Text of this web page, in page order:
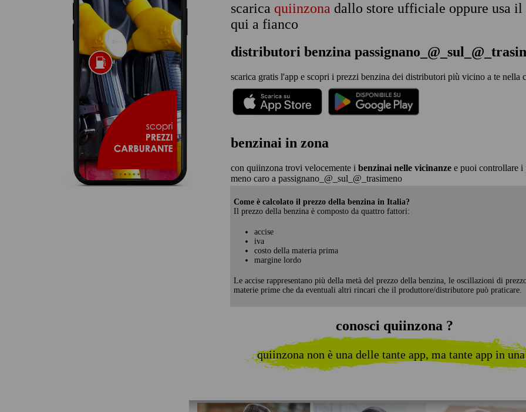
scarica quiinzona dallo store ufficiale oppure usa il
qui a fianco
distributori benzina
scarica gratis l'app e scopri i prezzi benzina dei distributori più vicino a te nella
benzinai in zona
con quiinzona trovi velocemente i benzinai nelle vicinanze e puoi controllare i
meno caro a passignano_@_sul_@_trasimeno
Come è calcolato il prezzo della benzina in Italia?
Il prezzo della benzina è composto da quattro fattori:
accise
iva
costo della materia prima
margine lordo
Le accise rappresentano più della metà del prezzo della benzina, le oscillazioni di
materie prime che da eventuali altri rincari che il produttore/distributore può praticare.
conosci quiinzona ?
quiinzona non è una delle tante app, ma tante app in